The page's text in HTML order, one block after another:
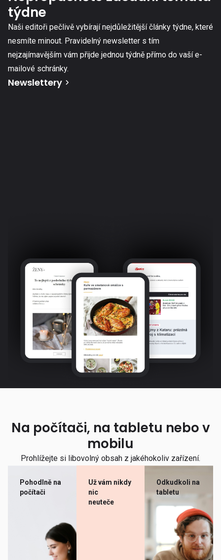
týdne
Naši editoři pečlivě vybírají nejdůležitější články týdne, které
nesmíte minout. Pravidelný newsletter s tím
nejzajímavějším vám přijde jednou týdně přímo do vaší e-
mailové schránky.
Newslettery
Na počítači, na tabletu nebo v
mobilu
Prohlížejte si libovolný obsah z jakéhokoliv zařízení.
Pohodlně na
počítači
Už vám nikdy
nic
neuteče
Odkudkoli na
tabletu